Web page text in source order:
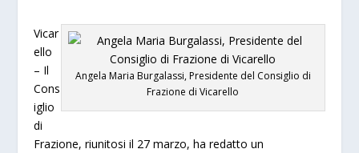
Angela Maria Burgalassi, Presidente del Consiglio di
Frazione di Vicarello
Vicar
ello
– Il
Cons
iglio
di
Frazione, riunitosi il 27 marzo, ha redatto un